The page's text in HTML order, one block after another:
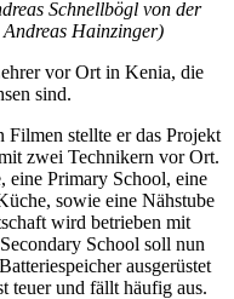
Schnellbögl von der
Hainzinger)
vor Ort in Kenia, die
sind.
stellte er das Projekt
zwei Technikern vor Ort.
eine Primary School, eine
sowie eine Nähstube
wird betrieben mit
School soll nun
ausgerüstet
teuer und fällt häufig aus.